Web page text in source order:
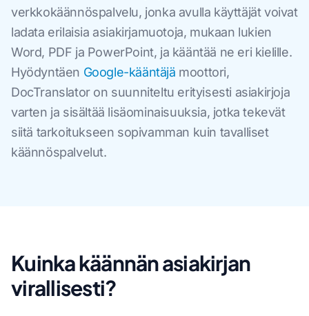
verkkokäännöspalvelu, jonka avulla käyttäjät voivat
ladata erilaisia asiakirjamuotoja, mukaan lukien
Word, PDF ja PowerPoint, ja kääntää ne eri kielille.
Hyödyntäen Google-kääntäjä moottori,
DocTranslator on suunniteltu erityisesti asiakirjoja
varten ja sisältää lisäominaisuuksia, jotka tekevät
siitä tarkoitukseen sopivamman kuin tavalliset
käännöspalvelut.
Kuinka käännän asiakirjan
virallisesti?